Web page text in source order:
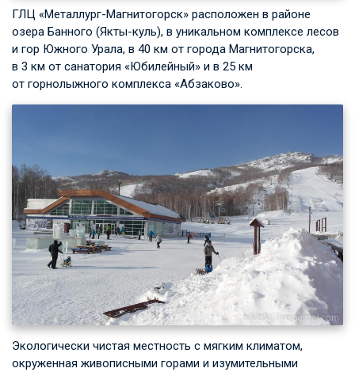
ГЛЦ «Металлург-Магнитогорск» расположен в районе
озера Банного (Якты-куль), в уникальном комплексе лесов
и гор Южного Урала, в 40 км от города Магнитогорска,
в 3 км от санатория «Юбилейный» и в 25 км
от горнолыжного комплекса «Абзаково».
Экологически чистая местность с мягким климатом,
окруженная живописными горами и изумительными